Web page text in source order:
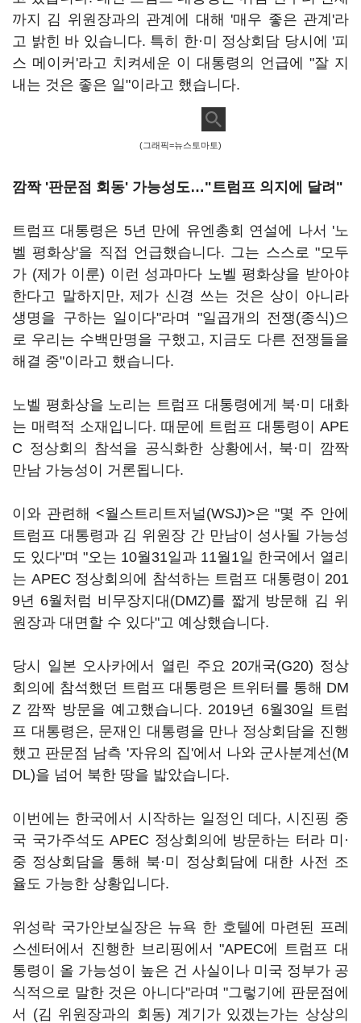
까지 김 위원장과의 관계에 대해 '매우 좋은 관계'라
고 밝힌 바 있습니다. 특히 한·미 정상회담 당시에 '피
스 메이커'라고 치켜세운 이 대통령의 언급에 "잘 지
내는 것은 좋은 일"이라고 했습니다.
(그래픽=뉴스토마토)
깜짝 '판문점 회동' 가능성도…"트럼프 의지에 달려"
트럼프 대통령은 5년 만에 유엔총회 연설에 나서 '노
벨 평화상'을 직접 언급했습니다. 그는 스스로 "모두
가 (제가 이룬) 이런 성과마다 노벨 평화상을 받아야
한다고 말하지만, 제가 신경 쓰는 것은 상이 아니라
생명을 구하는 일이다"라며 "일곱개의 전쟁(종식)으
로 우리는 수백만명을 구했고, 지금도 다른 전쟁들을
해결 중"이라고 했습니다.
노벨 평화상을 노리는 트럼프 대통령에게 북·미 대화
는 매력적 소재입니다. 때문에 트럼프 대통령이 APE
C 정상회의 참석을 공식화한 상황에서, 북·미 깜짝
만남 가능성이 거론됩니다.
이와 관련해 <월스트리트저널(WSJ)>은 "몇 주 안에
트럼프 대통령과 김 위원장 간 만남이 성사될 가능성
도 있다"며 "오는 10월31일과 11월1일 한국에서 열리
는 APEC 정상회의에 참석하는 트럼프 대통령이 201
9년 6월처럼 비무장지대(DMZ)를 짧게 방문해 김 위
원장과 대면할 수 있다"고 예상했습니다.
당시 일본 오사카에서 열린 주요 20개국(G20) 정상
회의에 참석했던 트럼프 대통령은 트위터를 통해 DM
Z 깜짝 방문을 예고했습니다. 2019년 6월30일 트럼
프 대통령은, 문재인 대통령을 만나 정상회담을 진행
했고 판문점 남측 '자유의 집'에서 나와 군사분계선(M
DL)을 넘어 북한 땅을 밟았습니다.
이번에는 한국에서 시작하는 일정인 데다, 시진핑 중
국 국가주석도 APEC 정상회의에 방문하는 터라 미·
중 정상회담을 통해 북·미 정상회담에 대한 사전 조
율도 가능한 상황입니다.
위성락 국가안보실장은 뉴욕 한 호텔에 마련된 프레
스센터에서 진행한 브리핑에서 "APEC에 트럼프 대
통령이 올 가능성이 높은 건 사실이나 미국 정부가 공
식적으로 말한 것은 아니다"라며 "그렇기에 판문점에
서 (김 위원장과의 회동) 계기가 있겠는가는 상상의